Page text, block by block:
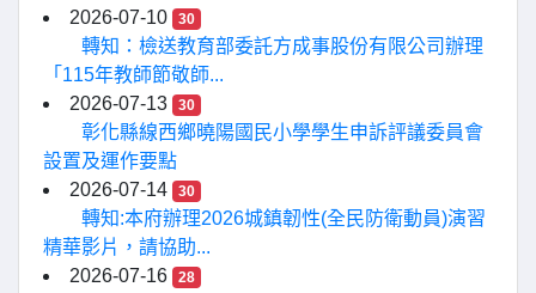
2026-07-10
30
轉知：檢送教育部委託方成事股份有限公司辦理
「115年教師節敬師...
2026-07-13
30
彰化縣線西鄉曉陽國民小學學生申訴評議委員會
設置及運作要點
2026-07-14
30
轉知:本府辦理2026城鎮韌性(全民防衛動員)演習
精華影片，請協助...
2026-07-16
28